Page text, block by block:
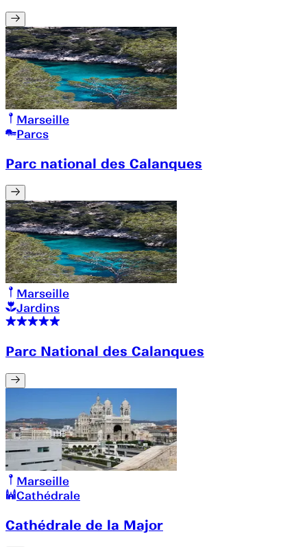
Marseille
Parcs
Parc national des Calanques
Marseille
Jardins
Parc National des Calanques
Marseille
Cathédrale
Cathédrale de la Major